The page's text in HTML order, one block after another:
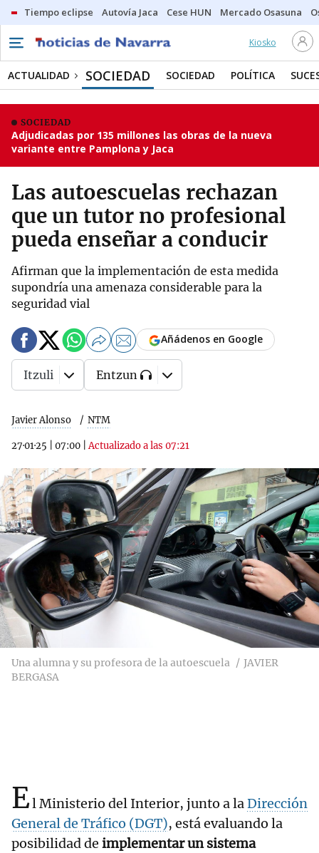
Tiempo eclipse Autovía Jaca Cese HUN Mercado Osasuna
Kiosko
ACTUALIDAD SOCIEDAD SOCIEDAD POLÍTICA
SOCIEDAD
Adjudicadas por 135 millones las obras de la nueva
variante entre Pamplona y Jaca
Las autoescuelas rechazan
que un tutor no profesional
pueda enseñar a conducir
Afirman que la implementación de esta medida
supondría una amenaza considerable para la
seguridad vial
Javier Alonso NTM
27·01·25 07:00 |Actualizado a las 07:21
Añádenos en Google
Itzuli Entzun
Una alumna y su profesora de la autoescuela
JAVIER
BERGASA
El Ministerio del Interior, junto a laDirección
General de Tráfico (DGT), está evaluando la
posibilidad de implementar un sistema